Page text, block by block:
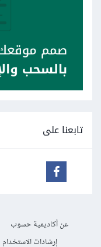
تابعنا على
عن أكاديمية حسوب
إرشادات الاستخدام